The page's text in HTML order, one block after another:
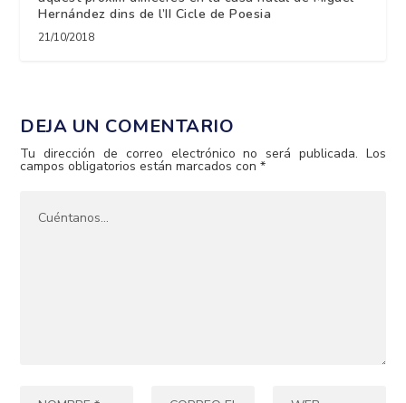
Hernández dins de l’II Cicle de Poesia
21/10/2018
DEJA UN COMENTARIO
Tu dirección de correo electrónico no será publicada. Los
campos obligatorios están marcados con*